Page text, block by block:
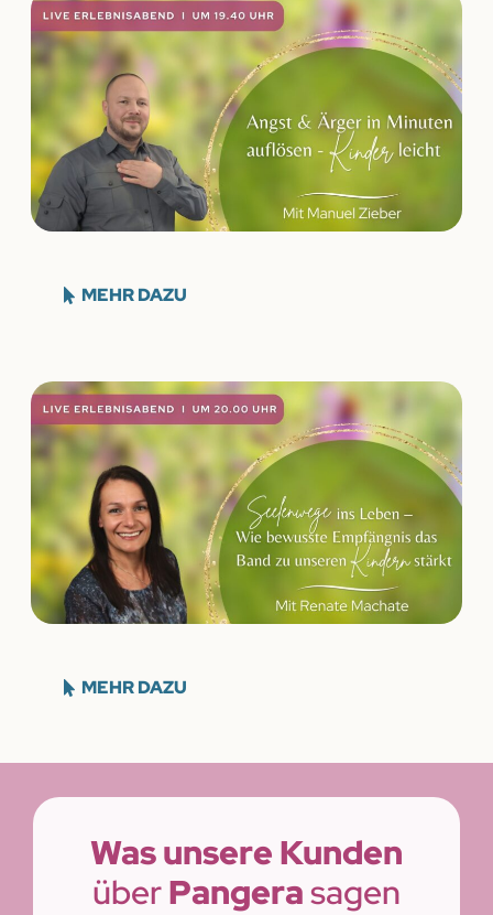
MEHR DAZU
MEHR DAZU
Was unsere Kunden
überPangerasagen